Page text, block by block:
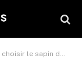
sapin de Noël idéal